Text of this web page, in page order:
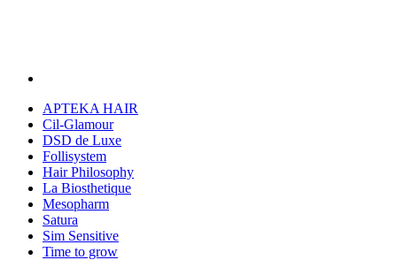
APTEKA HAIR
Cil-Glamour
DSD de Luxe
Follisystem
Hair Philosophy
La Biosthetique
Mesopharm
Satura
Sim Sensitive
Time to grow